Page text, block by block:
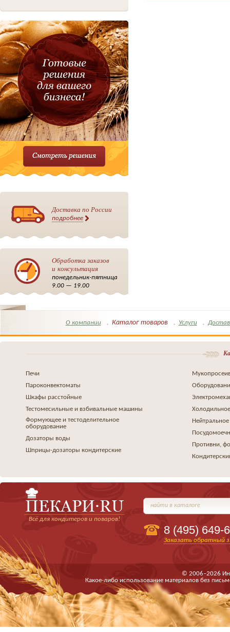
Доставка по России
подробнее
Обработка заказов
и консультация
понедельник-пятница
9.00 — 19.00
О компании Каталог товаров Услуги
Печи
Пароконвектоматы
Шкафы расстойные
Тестомесильные и взбивальные машины
Формующее и тестоделительное
оборудование
Дозаторы воды
Шприцы-дозаторы кондитерские
Противни,
Всё для кондитеров и поваров!
найти в каталоге
8 (495) 649-
Заказать обратный
© 2006–2026
Какое-либо использование материалов без